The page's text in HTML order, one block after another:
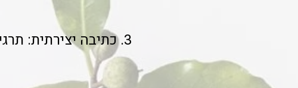
3. כתיבה יצירתית: